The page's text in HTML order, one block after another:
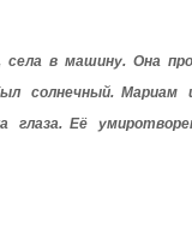
в машину. Она
солнечный. Мариам
глаза. Её